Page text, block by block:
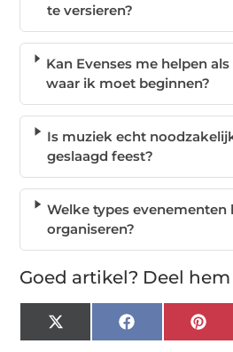
te versieren?
Kan Evenses me helpen
waar ik moet beginnen?
Is muziek echt
geslaagd feest?
Welke types evenementen
organiseren?
Goed artikel? Deel
X
(Twitter)
Facebook